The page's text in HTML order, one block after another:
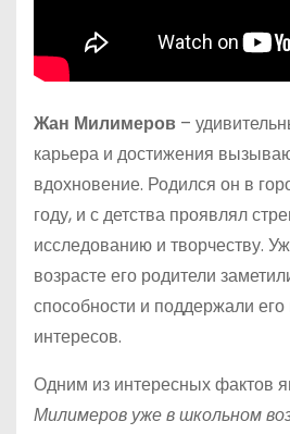
Жан Милимеров –
карьера и достижения
вдохновение. Родился он в
году, и с детства проявлял
исследованию и творчеству.
возрасте его родители
способности и поддержали его
интересов.
Одним из интересных фактов
Милимеров уже в школьном